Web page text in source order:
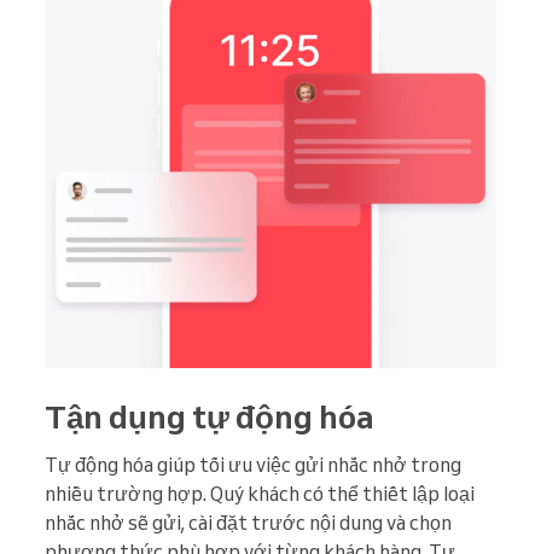
Tận dụng tự động hóa
Tự động hóa giúp tối ưu việc gửi nhắc nhở trong
nhiều trường hợp. Quý khách có thể thiết lập loại
nhắc nhở sẽ gửi, cài đặt trước nội dung và chọn